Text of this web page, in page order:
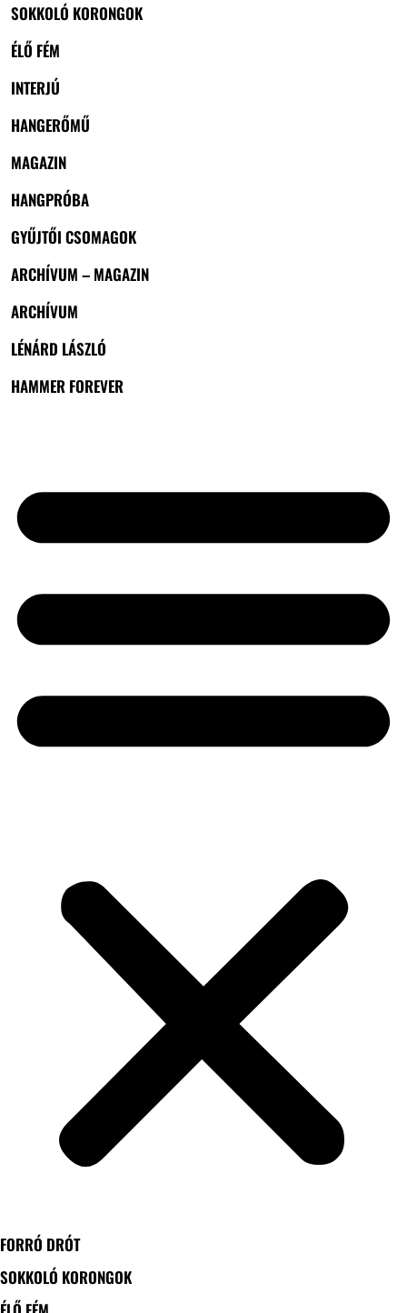
SOKKOLÓ KORONGOK
ÉLŐ FÉM
INTERJÚ
HANGERŐMŰ
MAGAZIN
HANGPRÓBA
GYŰJTŐI CSOMAGOK
ARCHÍVUM – MAGAZIN
ARCHÍVUM
LÉNÁRD LÁSZLÓ
HAMMER FOREVER
FORRÓ DRÓT
SOKKOLÓ KORONGOK